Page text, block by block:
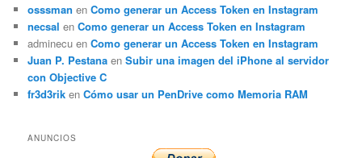
osssman enComo generar un Access Token en Instagram
necsal enComo generar un Access Token en Instagram
adminecu enComo generar un Access Token en Instagram
Juan P. Pestana enSubir una imagen del iPhone al servidor
con Objective C
fr3d3rik enCómo usar un PenDrive como Memoria RAM
ANUNCIOS